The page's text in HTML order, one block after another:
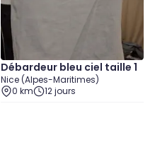
Débardeur bleu ciel taille 1
Nice (Alpes-Maritimes)
0 km
12 jours